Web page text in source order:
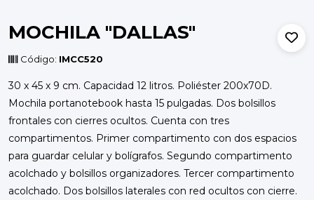
MOCHILA "DALLAS"
Código: IMCC520
30 x 45 x 9 cm. Capacidad 12 litros. Poliéster 200x70D.
Mochila portanotebook hasta 15 pulgadas. Dos bolsillos
frontales con cierres ocultos. Cuenta con tres
compartimentos. Primer compartimento con dos espacios
para guardar celular y bolígrafos. Segundo compartimento
acolchado y bolsillos organizadores. Tercer compartimento
acolchado. Dos bolsillos laterales con red ocultos con cierre.